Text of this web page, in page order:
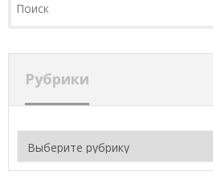
Рубрики
Рубрики